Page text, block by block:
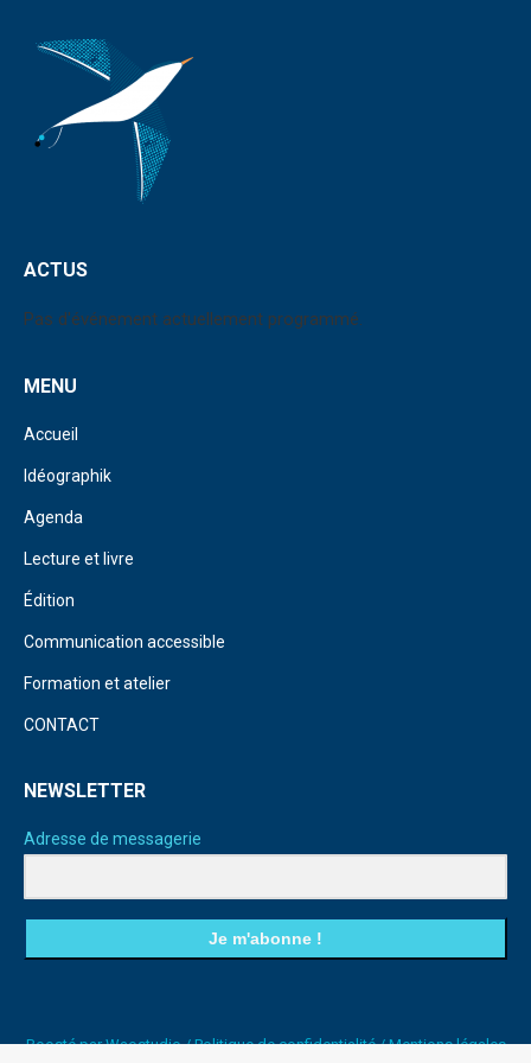
ACTUS
Pas d'événement actuellement programmé.
MENU
Accueil
Idéographik
Agenda
Lecture et livre
Édition
Communication accessible
Formation et atelier
CONTACT
NEWSLETTER
Adresse de messagerie
Je m'abonne !
Boosté parWaostudio/Politique de confidentialité/Mentions légales